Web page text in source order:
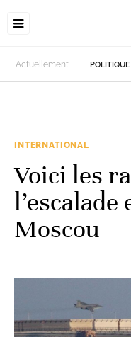
Actuellement POLITIQUE
INTERNATIONAL
Voici les
Moscou